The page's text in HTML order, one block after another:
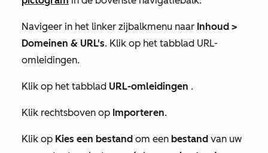
Navigeer in het linker zijbalkmenu naar Inhoud >
Domeinen & URL's. Klik op het tabblad URL-
omleidingen.
Klik op het tabblad URL-omleidingen .
Klik rechtsboven op Importeren.
Klik op Kies een bestand om een bestand van uw